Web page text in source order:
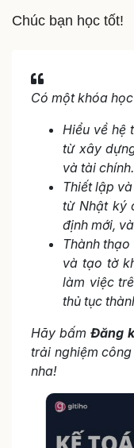
Chúc bạn học tốt!
Có một khóa
Hiểu về hệ
từ xây
và tài chính.
Thiết lập
từ Nhật ký
định mới,
Thành
và tạo tờ
làm việc
thủ tục
Hãy bấm Đăng
trải nghiệm
nha!